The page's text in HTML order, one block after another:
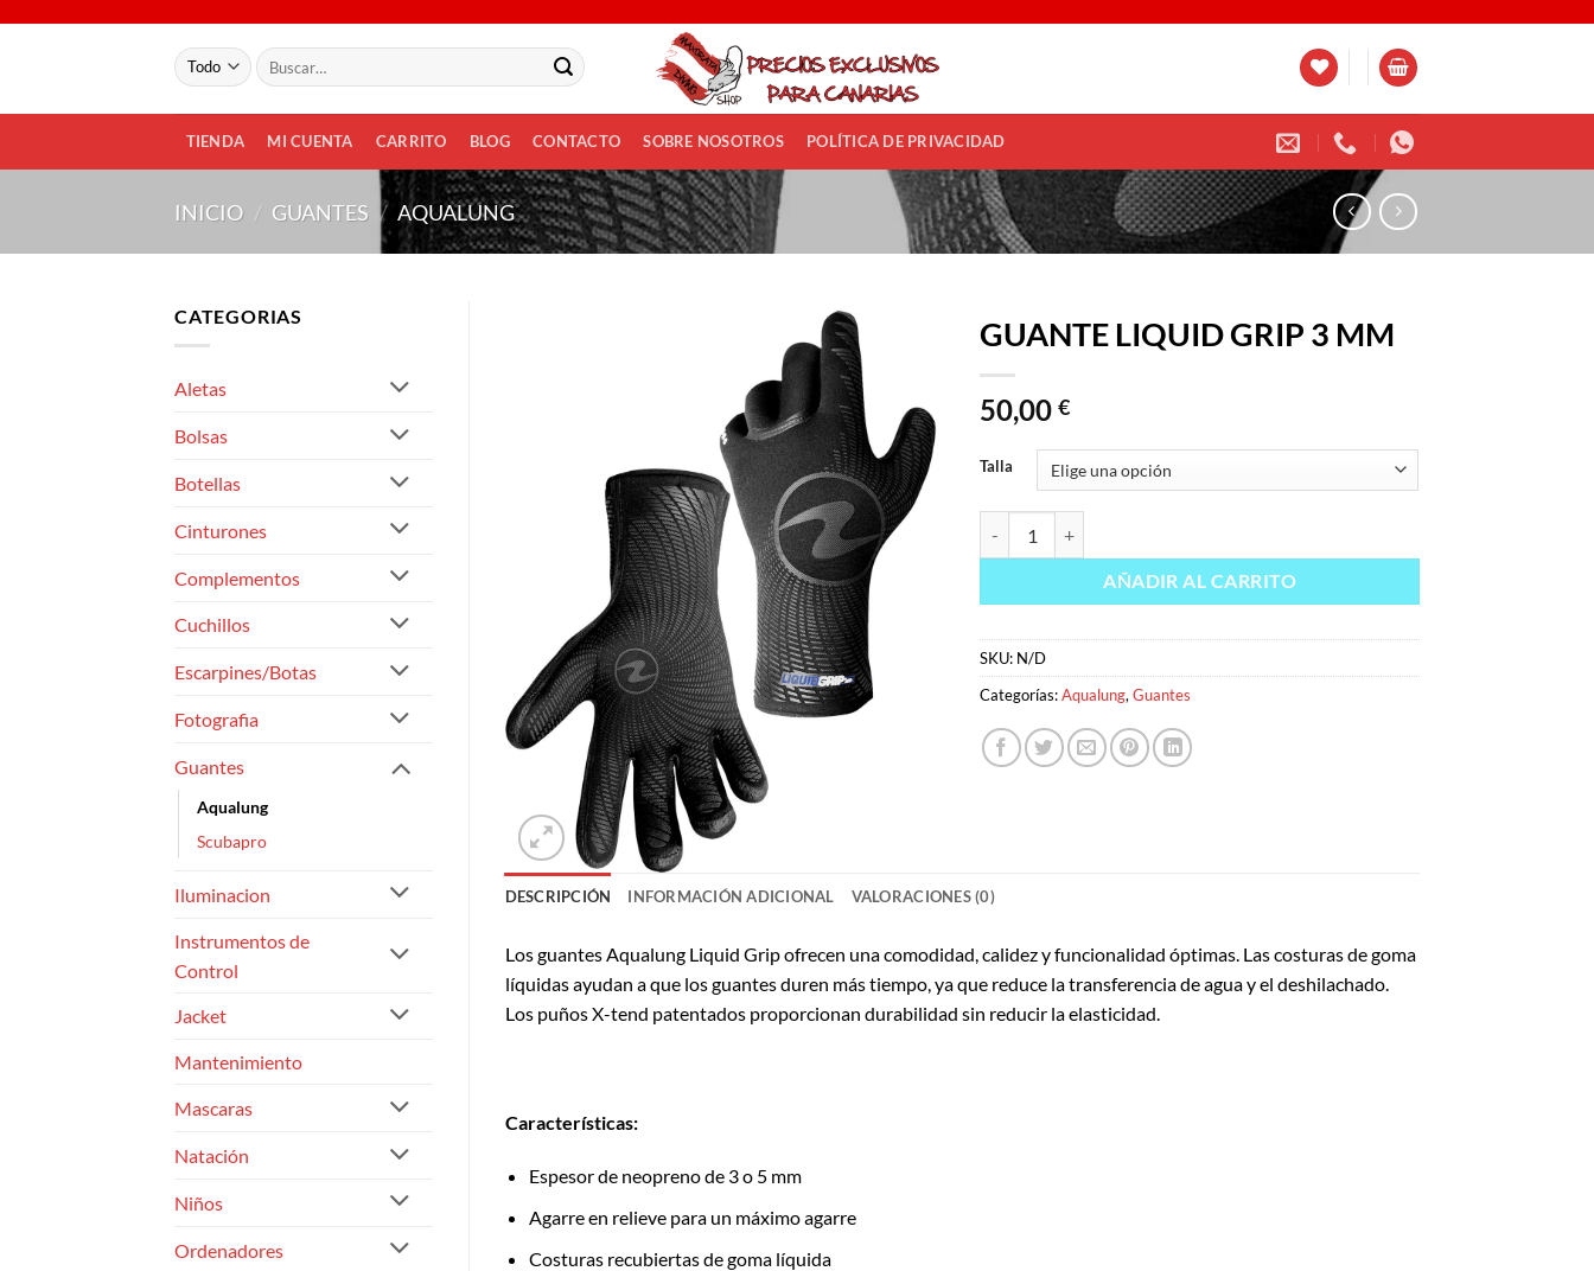
Buscar
por:
TIENDA MI CUENTA CARRITO BLOG CONTACTO SOBRE NOSOTROS POLÍTICA DE PRIVACIDAD
INICIO / GUANTES / AQUALUNG
CATEGORIAS
Aletas
Bolsas
Botellas
Cinturones
Complementos
Cuchillos
Escarpines/Botas
Fotografia
Guantes
Aqualung
Scubapro
Iluminacion
Instrumentos de
Control
Jacket
Mantenimiento
Mascaras
Natación
Niños
Ordenadores
a la
lista
de
deseos
GUANTE LIQUID GRIP 3 MM
50,00€
Talla
AÑADIR AL CARRITO
SKU: N/D
Categorías:Aqualung,Guantes
DESCRIPCIÓN INFORMACIÓN ADICIONAL VALORACIONES (0)
Los guantes Aqualung Liquid Grip ofrecen una comodidad, calidez y funcionalidad óptimas. Las costuras de goma
líquidas ayudan a que los guantes duren más tiempo, ya que reduce la transferencia de agua y el deshilachado.
Los puños X-tend patentados proporcionan durabilidad sin reducir la elasticidad.
Características:
Espesor de neopreno de 3 o 5 mm
Agarre en relieve para un máximo agarre
Costuras recubiertas de goma líquida